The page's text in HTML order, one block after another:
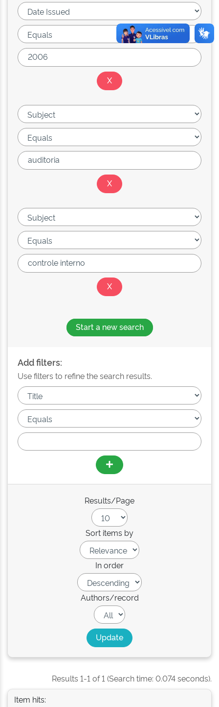
Start a new search
Add filters:
Use filters to refine the search results.
Results/Page
Sort items by
In order
Authors/record
Results 1-1 of 1 (Search time: 0.074 seconds).
Item hits: